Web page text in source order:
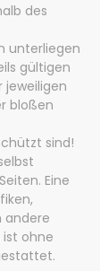
des
unterliegen
gültigen
jeweiligen
bloßen
sind!
Eine
andere
ohne